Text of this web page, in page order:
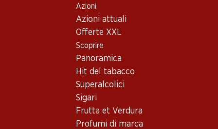
Azioni
Azioni attuali
Offerte XXL
Scoprire
Panoramica
Hit del tabacco
Superalcolici
Sigari
Frutta et Verdura
Profumi di marca
Vino/champagne
Vaud
Noirillon Assemblage de cépages rouges AOC Vaud